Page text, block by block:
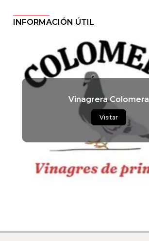
INFORMACIÓN ÚTIL
Vinagrera Colomera
Visitar